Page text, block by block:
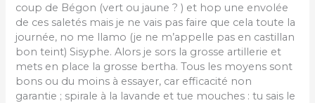
coup de Bégon (vert ou jaune ? ) et hop une envolée
de ces saletés mais je ne vais pas faire que cela toute la
journée, no me llamo (je ne m’appelle pas en castillan
bon teint) Sisyphe. Alors je sors la grosse artillerie et
mets en place la grosse bertha. Tous les moyens sont
bons ou du moins à essayer, car efficacité non
garantie ; spirale à la lavande et tue mouches : tu sais le